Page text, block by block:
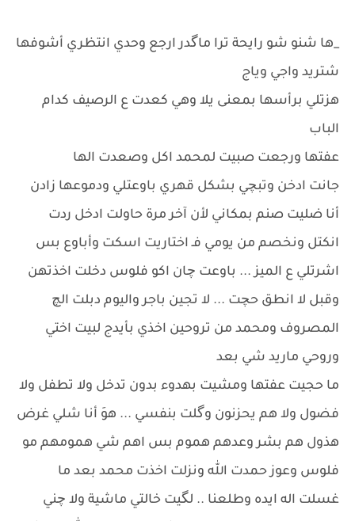
_ها شنو شو رايحة ترا ماگدر ارجع وحدي انتظري أشوفها
شتريد واجي وياج
هزتلي برأسها بمعنى يلا وهي كعدت ع الرصيف كدام
الباب
عفتها ورجعت صبيت لمحمد اكل وصعدت الها
جانت ادخن وتبچي بشكل قهري باوعتلي ودموعها زادن
أنا ضليت صنم بمكاني لأن آخر مرة حاولت ادخل ردت
انكتل ونخصم من يومي فـ اختاريت اسكت وأباوع بس
اشرتلي ع الميز ... باوعت چان اكو فلوس دخلت اخذتهن
وقبل لا انطق حچت ... لا تجين باجر واليوم دبلت الچ
المصروف ومحمد من تروحين اخذي بأيدج لبيت اختي
وروحي ماريد شي بعد
ما حجيت عفتها ومشيت بهدوء بدون تدخل ولا تطفل ولا
فضول ولا هم يحزنون وگلت بنفسي ... هوَ أنا شلي غرض
هذول هم بشر وعدهم هموم بس اهم شي همومهم مو
فلوس وعوز حمدت الله ونزلت اخذت محمد بعد ما
غسلت اله ايده وطلعنا .. لگيت خالتي ماشية ولا چني